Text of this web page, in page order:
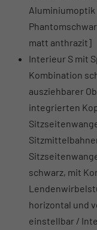
matt anthrazit]
Interieur S mit
Kombination
ausziehbarer
integrierten
schwarz, mit
horizontal und
einstellbar /